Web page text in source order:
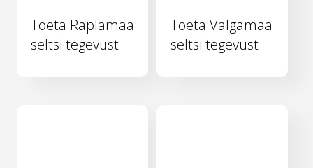
Toeta Raplamaa
seltsi tegevust
Toeta Valgamaa
seltsi tegevust